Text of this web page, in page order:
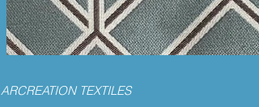
ARCREATION TEXTILES